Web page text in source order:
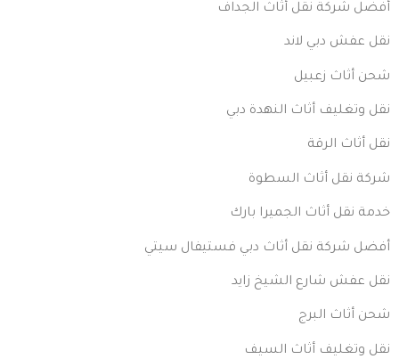
أفضل شركة نقل أثاث الجداف
نقل عفش دبي لاند
شحن أثاث زعبيل
نقل وتغليف أثاث النهدة دبي
نقل أثاث الرقة
شركة نقل أثاث السطوة
خدمة نقل أثاث الجميرا بارك
أفضل شركة نقل أثاث دبي فستيفال سيتي
نقل عفش شارع الشيخ زايد
شحن أثاث البرج
نقل وتغليف أثاث السيف